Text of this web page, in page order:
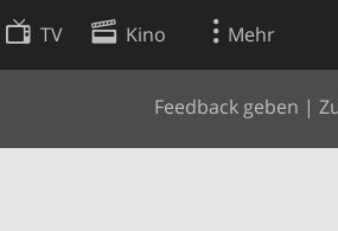
TV Kino Mehr
Feedback geben |
Websuche